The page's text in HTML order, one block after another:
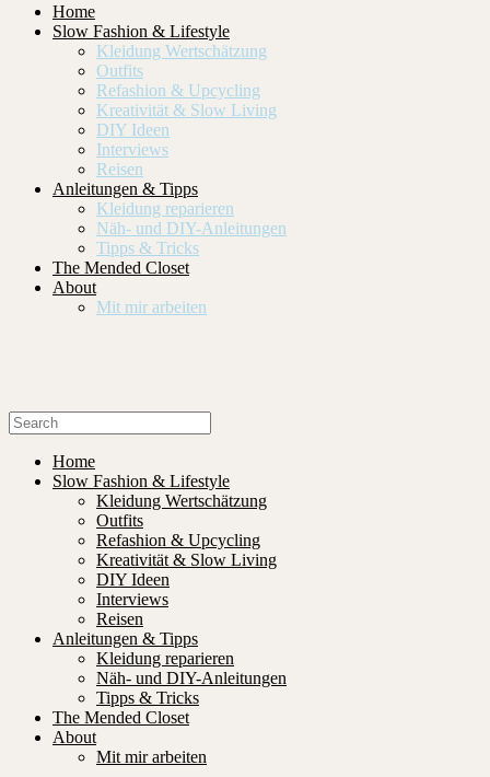
Home
Slow Fashion & Lifestyle
Kleidung Wertschätzung
Outfits
Refashion & Upcycling
Kreativität & Slow Living
DIY Ideen
Interviews
Reisen
Anleitungen & Tipps
Kleidung reparieren
Näh- und DIY-Anleitungen
Tipps & Tricks
The Mended Closet
About
Mit mir arbeiten
Home
Slow Fashion & Lifestyle
Kleidung Wertschätzung
Outfits
Refashion & Upcycling
Kreativität & Slow Living
DIY Ideen
Interviews
Reisen
Anleitungen & Tipps
Kleidung reparieren
Näh- und DIY-Anleitungen
Tipps & Tricks
The Mended Closet
About
Mit mir arbeiten